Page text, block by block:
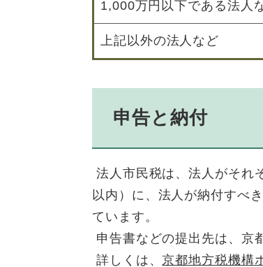
1,000万円以下である法人
上記以外の法人など
申告と納付
法人市民税は、法人がそれ
以内）に、法人が納付すべ
ています。
申告書などの提出先は、京
詳しくは、京都地方税機構